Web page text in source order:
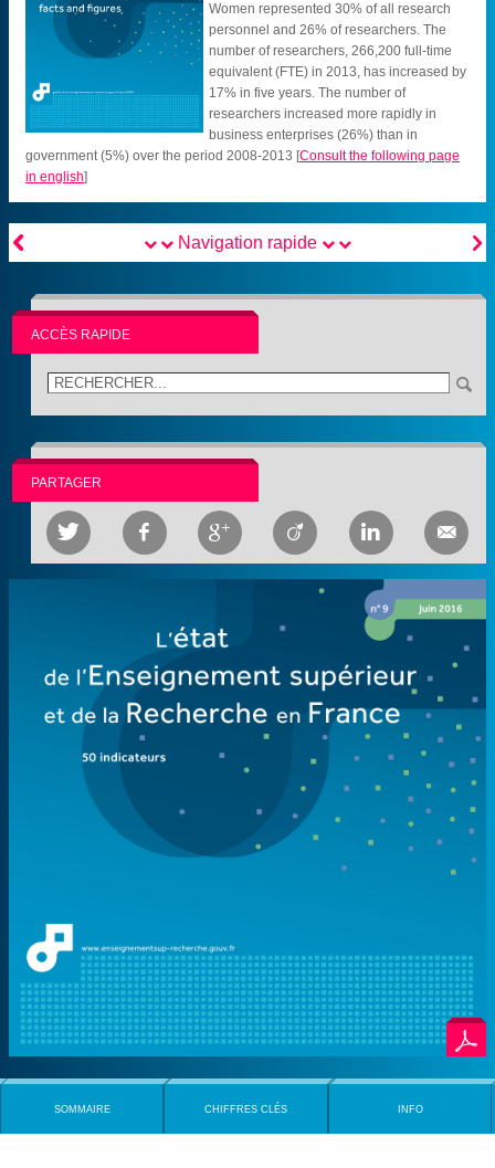
Women represented 30% of all research
personnel and 26% of researchers. The
number of researchers, 266,200 full-time
equivalent (FTE) in 2013, has increased by
17% in five years. The number of
researchers increased more rapidly in
business enterprises (26%) than in
government (5%) over the period 2008-2013 [Consult the following page
in english]
 
Navigation rapide
ACCÈS RAPIDE
PARTAGER
     
SOMMAIRE CHIFFRES CLÉS INFO